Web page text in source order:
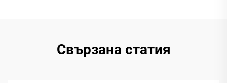
Свързана статия